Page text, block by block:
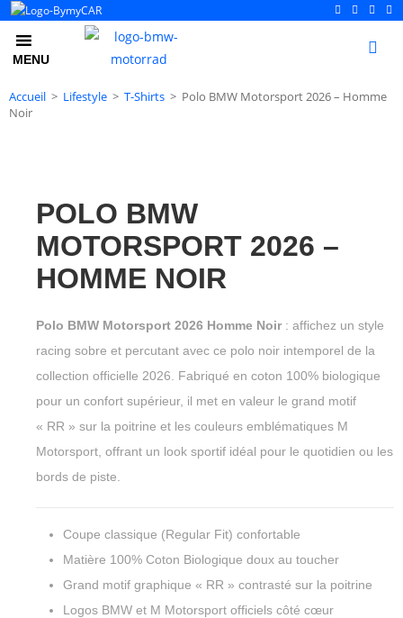
MENU
Accueil > Lifestyle > T-Shirts > Polo BMW Motorsport 2026 – Homme
Noir
POLO BMW
MOTORSPORT 2026 –
HOMME NOIR
Polo BMW Motorsport 2026 Homme Noir : affichez un style
racing sobre et percutant avec ce polo noir intemporel de la
collection officielle 2026. Fabriqué en coton 100% biologique
pour un confort supérieur, il met en valeur le grand motif
« RR » sur la poitrine et les couleurs emblématiques M
Motorsport, offrant un look sportif idéal pour le quotidien ou les
bords de piste.
Coupe classique (Regular Fit) confortable
Matière 100% Coton Biologique doux au toucher
Grand motif graphique « RR » contrasté sur la poitrine
Logos BMW et M Motorsport officiels côté cœur